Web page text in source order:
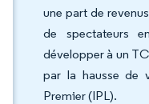
une part de
de spectateurs
développer à un
par la hausse de
Premier (IPL).